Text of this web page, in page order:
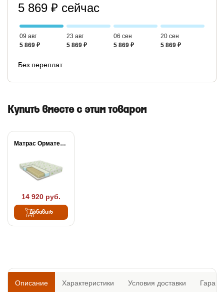
5 869 ₽ сейчас
09 авг
5 869 ₽
23 авг
5 869 ₽
06 сен
5 869 ₽
20 сен
5 869 ₽
Без переплат
Купить вместе с этим товаром
Матрас Орматек МИА...
14 920 руб.
Добавить
Описание Характеристики Условия доставки